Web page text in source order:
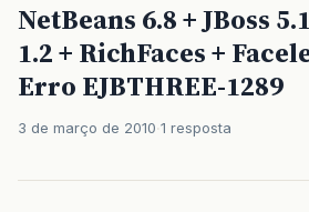
NetBeans 6.8 + JBoss
1.2 + RichFaces +
Erro EJBTHREE-1289
3 de março de 2010 1 resposta